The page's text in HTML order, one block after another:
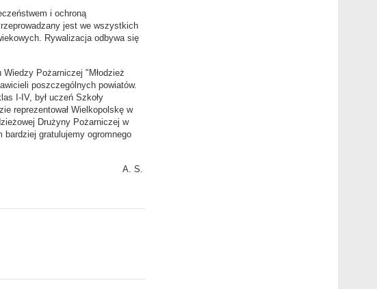
i ochroną
jest we wszystkich
Rywalizacja odbywa się
Wiedzy Pożarniczej "Młodzież
poszczególnych powiatów.
I-IV, był uczeń Szkoły
reprezentował Wielkopolskę w
Drużyny Pożarniczej w
bardziej gratulujemy ogromnego
S.